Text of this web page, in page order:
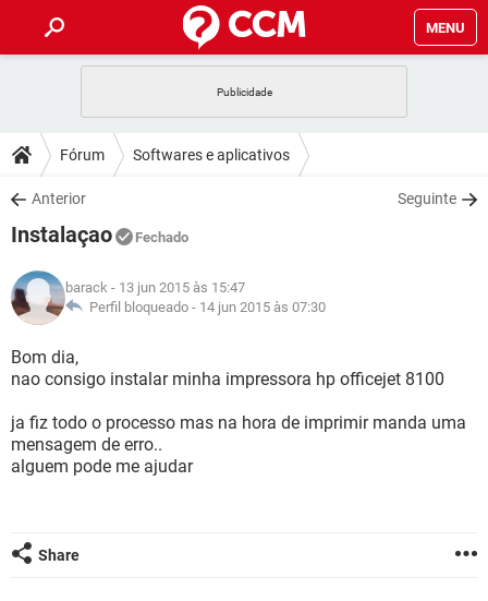
MENU
CELULAR FACEBOOK
OUTLOOK
INSTAGRAM
GUIA DE COMPRAS
DICAS
JOGOS WHATSAPP
INSTAGRAM
GUIA DE COMPRAS
DOWNLOADS
JOGOS
CELULAR
OUTLOOK EXCEL
INSTAGRAM
GUIA DE COMPRAS
JOGOS
CELULAR
OUTLOOK
GUIA DE COMPRAS
GLOSSÁRIO
JOGOS
CELULAR FACEBOOK
OUTLOOK EXCEL
INSTAGRAM
Fórum Softwares e aplicativos
Anterior Seguinte
Instalaçao Fechado
barack - 13 jun 2015 às 15:47
Perfil bloqueado - 14 jun 2015 às 07:30
Bom dia,
nao consigo instalar minha impressora hp officejet 8100
ja fiz todo o processo mas na hora de imprimir manda uma
mensagem de erro..
alguem pode me ajudar
Share